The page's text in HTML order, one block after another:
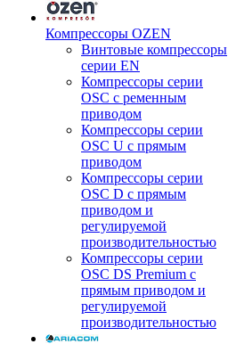
Компрессоры OZEN
Винтовые компрессоры
серии EN
Компрессоры серии
OSC с ременным
приводом
Компрессоры серии
OSC U с прямым
приводом
Компрессоры серии
OSC D с прямым
приводом и
регулируемой
производительностью
Компрессоры серии
OSC DS Premium с
прямым приводом и
регулируемой
производительностью